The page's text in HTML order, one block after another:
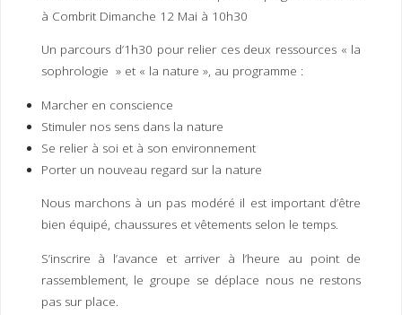
U
IMP
ER
à Combrit Dimanche 12 Mai à 10h30
Un parcours d’1h30 pour relier ces deux ressources « la
sophrologie » et « la nature », au programme :
Marcher en conscience
Stimuler nos sens dans la nature
Se relier à soi et à son environnement
Porter un nouveau regard sur la nature
Nous marchons à un pas modéré il est important d’être
bien équipé, chaussures et vêtements selon le temps.
S’inscrire à l’avance et arriver à l’heure au point de
rassemblement, le groupe se déplace nous ne restons
pas sur place.